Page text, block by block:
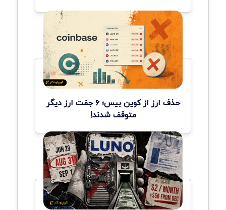
حذف ارز از کوین بیس؛ ۶ جفت ارز دیگر
متوقف شدند!